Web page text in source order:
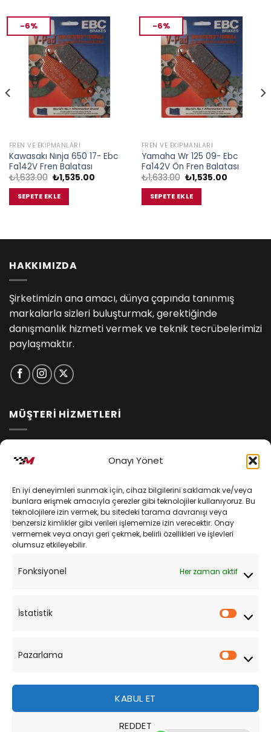
Onayı Yönet
En iyi deneyimleri sunmak için, cihaz bilgilerini saklamak ve/veya
bunlara erişmek amacıyla çerezler gibi teknolojiler kullanıyoruz. Bu
teknolojilere izin vermek, bu sitedeki tarama davranışı veya
benzersiz kimlikler gibi verileri işlememize izin verecektir. Onay
vermemek veya onayı geri çekmek, belirli özellikleri ve işlevleri
olumsuz etkileyebilir.
Fonksiyonel Her zaman aktif
İstatistik
Pazarlama
KABUL ET
REDDET
-6%
FREN VE EKIPMANLARI
Kawasakı Nınja 650 17- Ebc
Fa142V Fren Balatası
₺1,633.00 Orijinal
fiyat:
₺1,633.00.
₺1,535.00Şu
SEPETE EKLE
-6%
FREN VE EKIPMANLARI
Yamaha Wr 125 09- Ebc
Fa142V Ön Fren Balatası
₺1,633.00 Orijinal
fiyat:
₺1,633.00.
₺1,535.00Şu
SEPETE EKLE
HAKKIMIZDA
Şirketimizin ana amacı, dünya çapında tanınmış
markalarla sizleri buluşturmak, gerektiğinde
danışmanlık hizmeti vermek ve teknik tecrübelerimizi
paylaşmaktır.
MÜŞTERİ HİZMETLERİ
Kişisel Verilerin Korunması
Mesafeli Satış Sözleşmesi
Sipariş Takibi
Bu site, size daha iyi bir tarama deneyimi sunmak için